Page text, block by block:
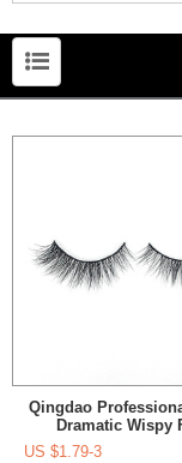
Qingdao
Dramatic Wispy
Eyelashes Bag Para
US $1.79-3